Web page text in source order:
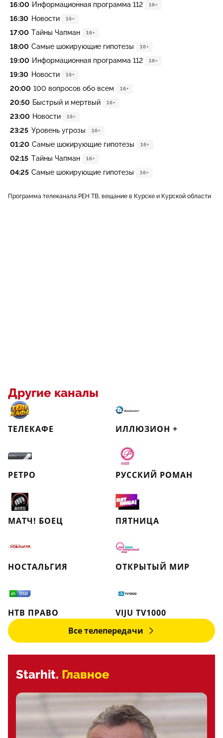
16:00 Информационная программа 112 16+
16:30 Новости 16+
17:00 Тайны Чапман 16+
18:00 Самые шокирующие гипотезы 16+
19:00 Информационная программа 112 16+
19:30 Новости 16+
20:00 100 вопросов обо всем 16+
20:50 Быстрый и мертвый 16+
23:00 Новости 16+
23:25 Уровень угрозы 16+
01:20 Самые шокирующие гипотезы 16+
02:15 Тайны Чапман 16+
04:25 Самые шокирующие гипотезы 16+
Программа телеканала РЕН ТВ, вещание в Курске и Курской области
Другие каналы
ТЕЛЕКАФЕ ИЛЛЮЗИОН +
РЕТРО РУССКИЙ РОМАН
МАТЧ! БОЕЦ ПЯТНИЦА
НОСТАЛЬГИЯ ОТКРЫТЫЙ МИР
НТВ ПРАВО
VIJU TV1000
Все телепередачи
Starhit. Главное